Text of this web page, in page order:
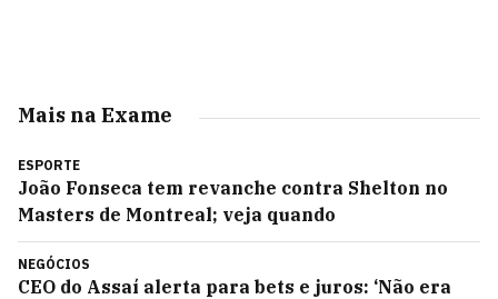
Mais na Exame
ESPORTE
João Fonseca tem revanche contra Shelton no
Masters de Montreal; veja quando
NEGÓCIOS
CEO do Assaí alerta para bets e juros: ‘Não era